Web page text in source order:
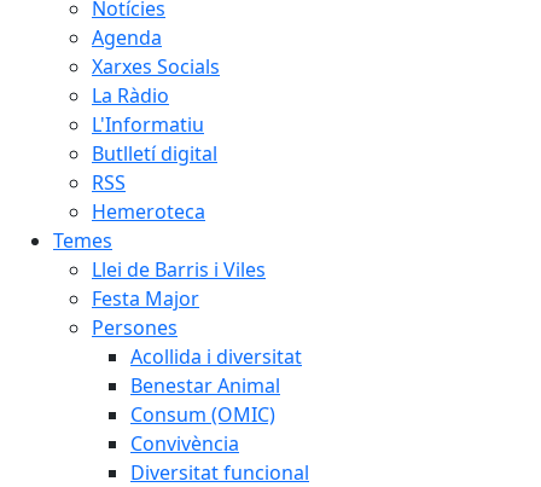
Notícies
Agenda
Xarxes Socials
La Ràdio
L'Informatiu
Butlletí digital
RSS
Hemeroteca
Temes
Llei de Barris i Viles
Festa Major
Persones
Acollida i diversitat
Benestar Animal
Consum (OMIC)
Convivència
Diversitat funcional